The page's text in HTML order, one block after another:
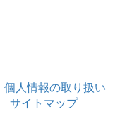
個人情報の取り扱い
サイトマップ